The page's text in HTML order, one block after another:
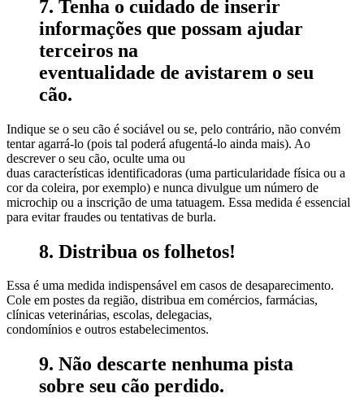
7. Tenha o cuidado de inserir
informações que possam ajudar
terceiros na
eventualidade de avistarem o seu
cão.
Indique se o seu cão é sociável ou se, pelo contrário, não convém
tentar agarrá-lo (pois tal poderá afugentá-lo ainda mais). Ao
descrever o seu cão, oculte uma ou
duas características identificadoras (uma particularidade física ou a
cor da coleira, por exemplo) e nunca divulgue um número de
microchip ou a inscrição de uma tatuagem. Essa medida é essencial
para evitar fraudes ou tentativas de burla.
8. Distribua os folhetos!
Essa é uma medida indispensável em casos de desaparecimento.
Cole em postes da região, distribua em comércios, farmácias,
clínicas veterinárias, escolas, delegacias,
condomínios e outros estabelecimentos.
9. Não descarte nenhuma pista
sobre seu cão perdido.